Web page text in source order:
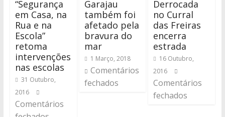
“Segurança
em Casa, na
Rua e na
Escola”
retoma
intervenções
nas escolas
31 Outubro,
2016
Comentários
Garajau
também foi
afetado pela
bravura do
mar
1 Março, 2018
Comentários
fechados
Derrocada
no Curral
das Freiras
encerra
estrada
16 Outubro,
2016
Comentários
fechados